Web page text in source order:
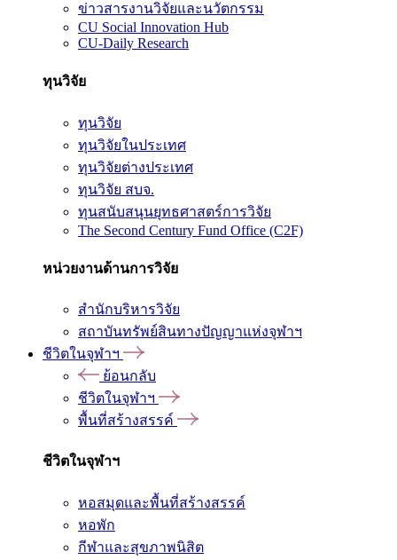
ข่าวสารงานวิจัยและนวัตกรรม
CU Social Innovation Hub
CU-Daily Research
ทุนวิจัย
ทุนวิจัย
ทุนวิจัยในประเทศ
ทุนวิจัยต่างประเทศ
ทุนวิจัย สบจ.
ทุนสนับสนุนยุทธศาสตร์การวิจัย
The Second Century Fund Office (C2F)
หน่วยงานด้านการวิจัย
สำนักบริหารวิจัย
สถาบันทรัพย์สินทางปัญญาแห่งจุฬาฯ
ชีวิตในจุฬาฯ
ย้อนกลับ
ชีวิตในจุฬาฯ
พื้นที่สร้างสรรค์
ชีวิตในจุฬาฯ
หอสมุดและพื้นที่สร้างสรรค์
หอพัก
กีฬาและสุขภาพนิสิต